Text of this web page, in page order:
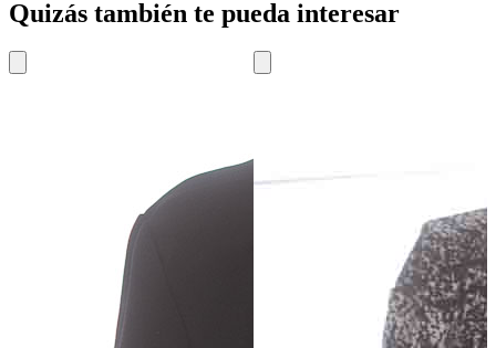
Quizás también te pueda interesar